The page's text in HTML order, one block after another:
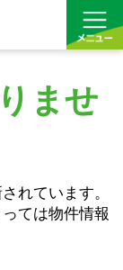
ませ
れています。
ては物件情報